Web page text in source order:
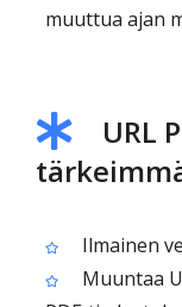
muuttua ajan
URL
Ilmainen
Muuntaa